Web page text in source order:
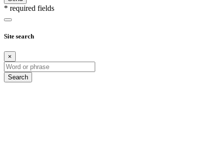
* required fields
Site search
×
Search